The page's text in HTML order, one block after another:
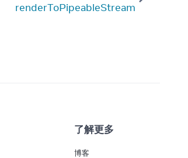
renderToPipeableStream
了解更多
博客